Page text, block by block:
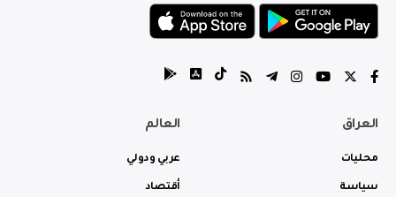
العراق
محليات
سياسة
العالم
عربي ودولي
أقتصاد